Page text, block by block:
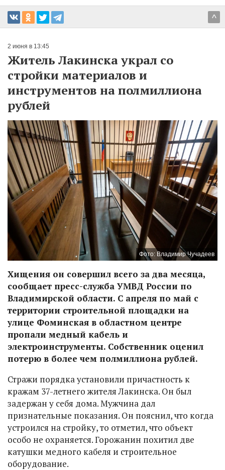
^
2 июня в 13:45
Житель Лакинска украл со
стройки материалов и
инструментов на полмиллиона
рублей
Фото: Владимир Чучадеев
Хищения он совершил всего за два месяца,
сообщает пресс-служба УМВД России по
Владимирской области. С апреля по май с
территории строительной площадки на
улице Фоминская в областном центре
пропали медный кабель и
электроинструменты. Собственник оценил
потерю в более чем полмиллиона рублей.
Стражи порядка установили причастность к
кражам 37-летнего жителя Лакинска. Он был
задержан у себя дома. Мужчина дал
признательные показания. Он пояснил, что когда
устроился на стройку, то отметил, что объект
особо не охраняется. Горожанин похитил две
катушки медного кабеля и строительное
оборудование.